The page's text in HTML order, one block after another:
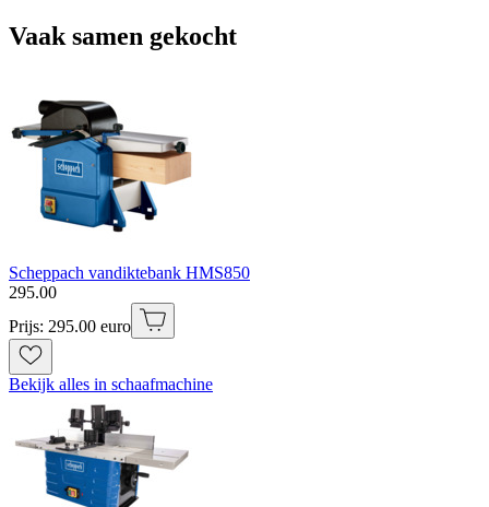
Vaak samen gekocht
Scheppach vandiktebank HMS850
295.00
Prijs: 295.00 euro
Bekijk alles in schaafmachine